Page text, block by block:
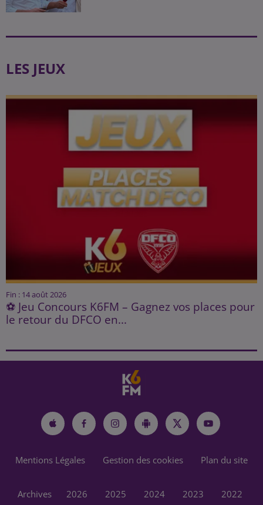
LES JEUX
Fin : 14 août 2026
⚽ Jeu Concours K6FM – Gagnez vos places pour
le retour du DFCO en...
Mentions Légales Gestion des cookies Plan du site
Archives 2026 2025 2024 2023 2022